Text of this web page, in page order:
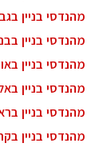
מהנדסי בניין
מהנדסי בניין
מהנדסי בניין
מהנדסי בניין
מהנדסי בניין
מהנדסי בניין